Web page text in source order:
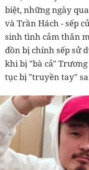
biệt, những ngày
và Trần Hách - sếp
sinh tình cảm thân
đồn bị chính sếp sử
khi bị "bà cả"
tục bị "truyền tay"